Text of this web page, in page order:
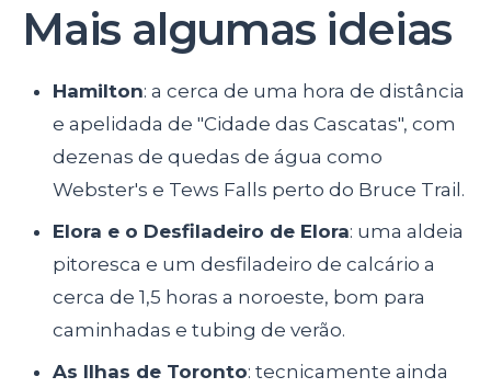
Mais algumas ideias
Hamilton: a cerca de uma hora de distância
e apelidada de "Cidade das Cascatas", com
dezenas de quedas de água como
Webster's e Tews Falls perto do Bruce Trail.
Elora e o Desfiladeiro de Elora: uma aldeia
pitoresca e um desfiladeiro de calcário a
cerca de 1,5 horas a noroeste, bom para
caminhadas e tubing de verão.
As Ilhas de Toronto: tecnicamente ainda